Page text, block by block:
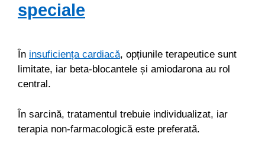
speciale
În insuficiența cardiacă, opțiunile terapeutice sunt
limitate, iar beta-blocantele și amiodarona au rol
central.
În sarcină, tratamentul trebuie individualizat, iar
terapia non-farmacologică este preferată.